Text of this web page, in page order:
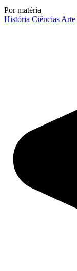
Por matéria
História Ciências Arte